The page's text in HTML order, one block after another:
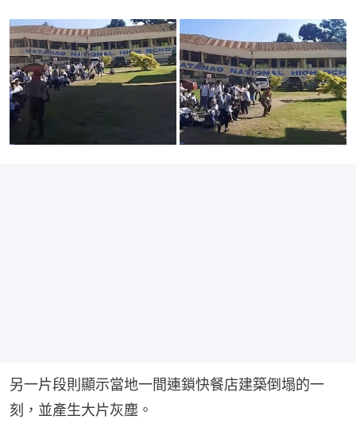
另一片段則顯示當地一間連鎖快餐店建築倒塌的一
刻，並產生大片灰塵。